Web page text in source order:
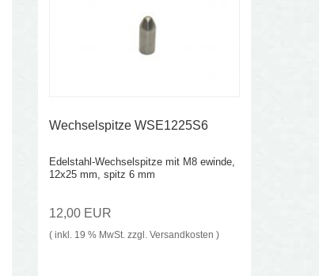
Wechselspitze WSE1225S6
Edelstahl-Wechselspitze mit M8 ewinde,
12x25 mm, spitz 6 mm
12,00 EUR
( inkl. 19 % MwSt. zzgl.Versandkosten )